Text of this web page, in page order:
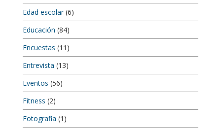
Edad escolar(6)
Educación (84)
Encuestas (11)
Entrevista (13)
Eventos (56)
Fitness (2)
Fotografia (1)